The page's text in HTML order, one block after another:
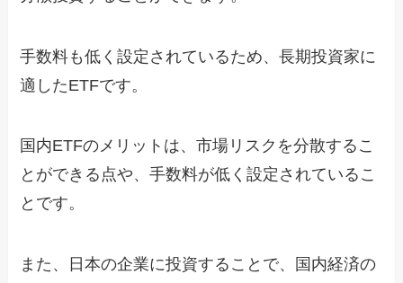
手数料も低く設定されているため、長期投資家に
適したETFです。
国内ETFのメリットは、市場リスクを分散するこ
とができる点や、手数料が低く設定されているこ
とです。
また、日本の企業に投資することで、国内経済の